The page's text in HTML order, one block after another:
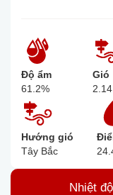
Độ ẩm
61.2%
Gió
Hướng gió
Tây Bắc
Nhiệt